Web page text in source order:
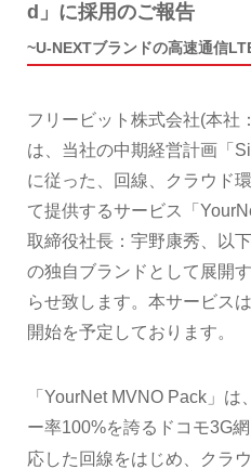
d」に採用のご報告
~U-NEXTブランドの高速通信
フリービット株式会社(本社
は、当社の中期経営計画「
に従った、回線、クラウド
て提供するサービス「
取締役社長：宇野康秀、以
の独自ブランドとして展開
らせ致します。本サービス
開始を予定しております。
「YourNet MVNO Pack」
ー率100%を誇るドコモ3G網
応した回線をはじめ、クラ